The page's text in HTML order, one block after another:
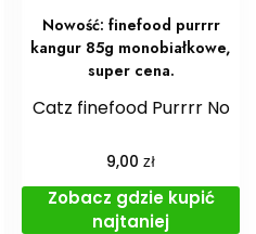
Nowość: finefood purrrr
kangur 85g monobiałkowe,
super cena.
Catz finefood Purrrr No
9,00zł
Zobacz gdzie kupić
najtaniej